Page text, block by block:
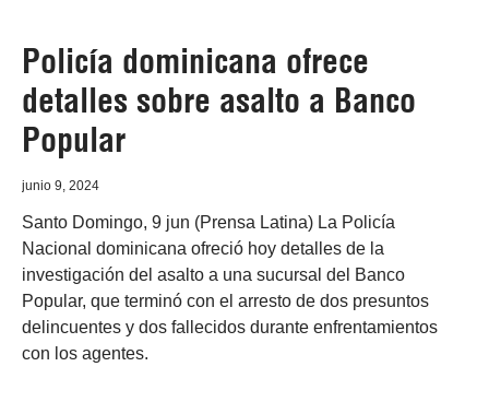
Policía dominicana ofrece
detalles sobre asalto a Banco
Popular
junio 9, 2024
Santo Domingo, 9 jun (Prensa Latina) La Policía
Nacional dominicana ofreció hoy detalles de la
investigación del asalto a una sucursal del Banco
Popular, que terminó con el arresto de dos presuntos
delincuentes y dos fallecidos durante enfrentamientos
con los agentes.